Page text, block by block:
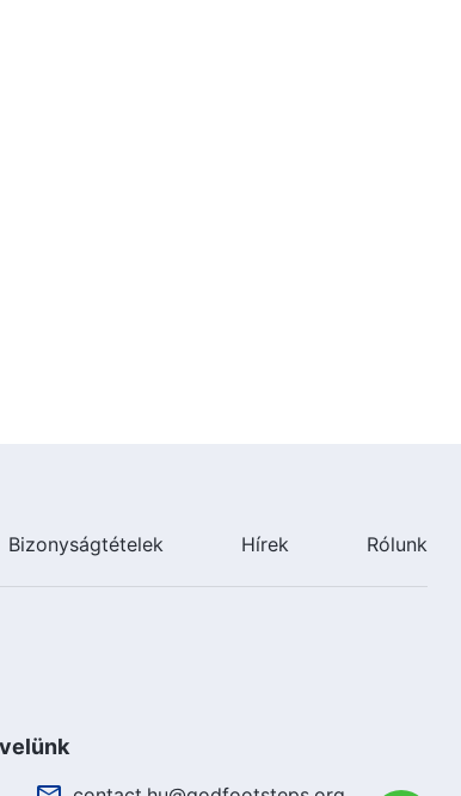
Keresztény bizonyságtételek,
Bizonyságtételek Hírek Rólunk